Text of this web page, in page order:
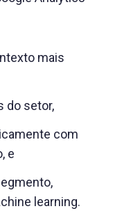
mais
do setor,
com
e
learning.